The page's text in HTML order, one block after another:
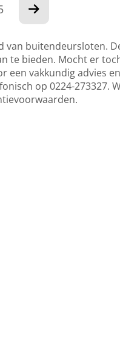
van buitendeursloten.
te bieden. Mocht er
een vakkundig advies
op 0224-273327.